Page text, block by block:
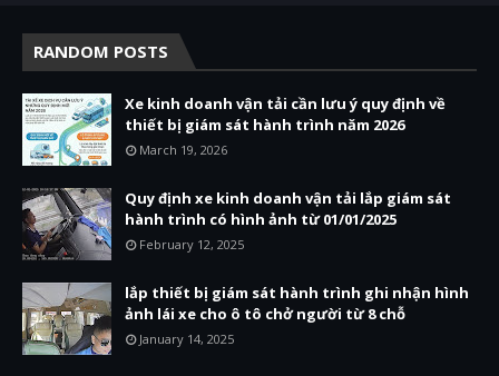
RANDOM POSTS
Xe kinh doanh vận tải cần lưu ý quy định về
thiết bị giám sát hành trình năm 2026
March 19, 2026
Quy định xe kinh doanh vận tải lắp giám sát
hành trình có hình ảnh từ 01/01/2025
February 12, 2025
lắp thiết bị giám sát hành trình ghi nhận hình
ảnh lái xe cho ô tô chở người từ 8 chỗ
January 14, 2025